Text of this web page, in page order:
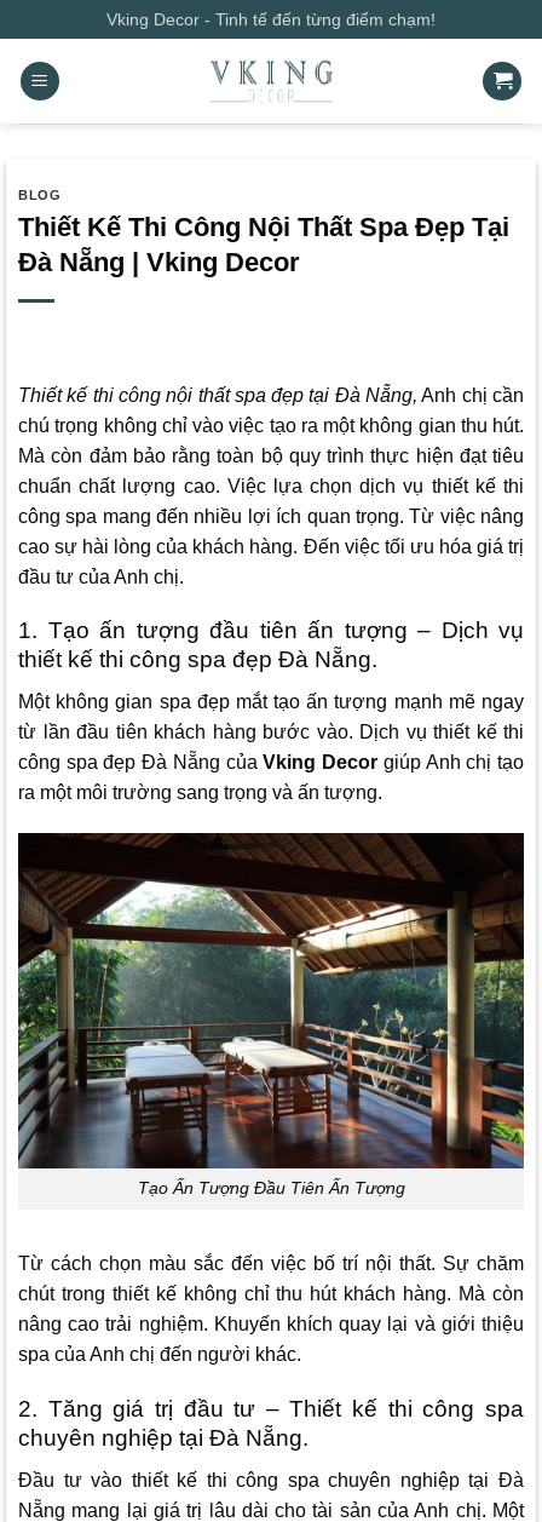
qua
nội
dung
Vking Decor - Tinh tế đến từng điểm chạm!
BLOG
Thiết Kế Thi Công Nội Thất Spa Đẹp Tại
Đà Nẵng | Vking Decor
Thiết kế thi công nội thất spa đẹp tại Đà Nẵng, Anh chị cần
chú trọng không chỉ vào việc tạo ra một không gian thu hút.
Mà còn đảm bảo rằng toàn bộ quy trình thực hiện đạt tiêu
chuẩn chất lượng cao. Việc lựa chọn dịch vụ thiết kế thi
công spa mang đến nhiều lợi ích quan trọng. Từ việc nâng
cao sự hài lòng của khách hàng. Đến việc tối ưu hóa giá trị
đầu tư của Anh chị.
1. Tạo ấn tượng đầu tiên ấn tượng – Dịch vụ
thiết kế thi công spa đẹp Đà Nẵng.
Một không gian spa đẹp mắt tạo ấn tượng mạnh mẽ ngay
từ lần đầu tiên khách hàng bước vào. Dịch vụ thiết kế thi
công spa đẹp Đà Nẵng củaVking Decor giúp Anh chị tạo
ra một môi trường sang trọng và ấn tượng.
Tạo Ấn Tượng Đầu Tiên Ấn Tượng
Từ cách chọn màu sắc đến việc bố trí nội thất. Sự chăm
chút trong thiết kế không chỉ thu hút khách hàng. Mà còn
nâng cao trải nghiệm. Khuyến khích quay lại và giới thiệu
spa của Anh chị đến người khác.
2. Tăng giá trị đầu tư – Thiết kế thi công spa
chuyên nghiệp tại Đà Nẵng.
Đầu tư vào thiết kế thi công spa chuyên nghiệp tại Đà
Nẵng mang lại giá trị lâu dài cho tài sản của Anh chị. Một